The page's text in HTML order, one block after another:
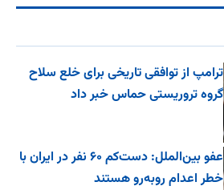
ترامپ از توافقی تاریخی برای خلع ‌سلاح
گروه تروریستی حماس خبر داد
عفو بین‌الملل: دست‌کم ۶۰ نفر در ایران با
خطر اعدام روبه‌رو هستند